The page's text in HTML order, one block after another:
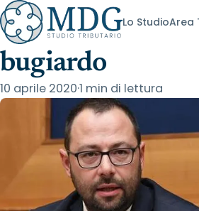
Lo StudioArea
Home/Blog/ Fisco e Tributi
Stefano
bugiardo
10 aprile 2020·1 min di lettura